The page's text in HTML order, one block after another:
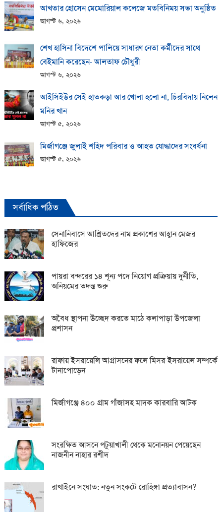
আখতার হোসেন মেমোরিয়াল কলেজে মতবিনিময় সভা অনুষ্ঠিত
আগস্ট ৬, ২০২৬
শেখ হাসিনা বিদেশে পালিয়ে সাধারণ নেতা কর্মীদের সাথে
বেইমানি করেছেন- আলতাফ চৌধুরী
আগস্ট ৬, ২০২৬
আইসিইউর সেই হাতকড়া আর খোলা হলো না, চিরবিদায় নিলেন
মনির খান
আগস্ট ৫, ২০২৬
মির্জাগঞ্জে জুলাই শহিদ পরিবার ও আহত যোদ্ধাদের সংবর্ধনা
আগস্ট ৫, ২০২৬
সর্বাধিক পঠিত
সেনানিবাসে আশ্রিতদের নাম প্রকাশের আহ্বান মেজর
হাফিজের
পায়রা বন্দরের ১৪ শূন্য পদে নিয়োগ প্রক্রিয়ায় দুর্নীতি,
অনিয়মের তদন্ত শুরু
অবৈধ স্থাপনা উচ্ছেদ করতে মাঠে কলাপাড়া উপজেলা
প্রশাসন
রাফায় ইসরায়েলি আগ্রাসনের ফলে মিসর-ইসরায়েল সম্পর্কে
টানাপোড়েন
মির্জাগঞ্জে ৪০০ গ্রাম গাঁজাসহ মাদক কারবারি আটক
সংরক্ষিত আসনে পটুয়াখালী থেকে মনোনয়ন পেয়েছেন
নাজনীন নাহার রশীদ
রাখাইনে সংঘাত: নতুন সংকটে রোহিঙ্গা প্রত্যাবাসন?